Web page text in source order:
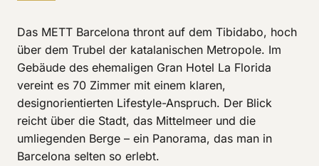
Das METT Barcelona thront auf dem Tibidabo, hoch
über dem Trubel der katalanischen Metropole. Im
Gebäude des ehemaligen Gran Hotel La Florida
vereint es 70 Zimmer mit einem klaren,
designorientierten Lifestyle-Anspruch. Der Blick
reicht über die Stadt, das Mittelmeer und die
umliegenden Berge – ein Panorama, das man in
Barcelona selten so erlebt.